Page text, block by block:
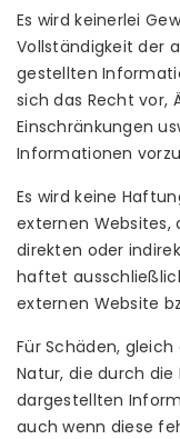
Es wird keinerlei
Vollständigkeit der
gestellten
sich das Recht vor,
Einschränkungen
Informationen
Es wird keine
externen
direkten oder
haftet
externen Website
Für Schäden,
Natur, die durch
dargestellten
auch wenn diese